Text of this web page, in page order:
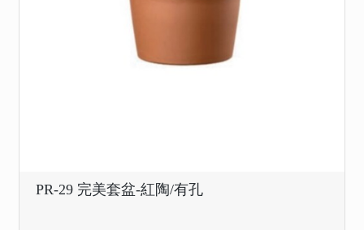
PR-29 完美套盆-紅陶/有孔